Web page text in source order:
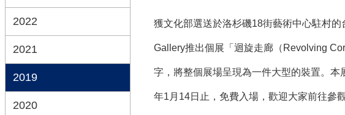
2022
2021
2019
2020
獲文化部選送於洛杉磯18街藝術中心駐村
Gallery推出個展「迴旋走廊（Revolving
字，將整個展場呈現為一件大型的裝置。
年1月14日止，免費入場，歡迎大家前往參觀